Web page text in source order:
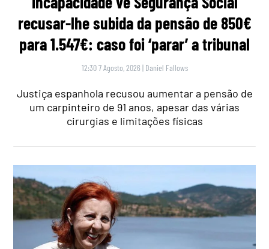
recusar-lhe subida da pensão de 850€
para 1.547€: caso foi ‘parar’ a tribunal
12:30 7 Agosto, 2026 | Daniel Fallows
Justiça espanhola recusou aumentar a pensão de
um carpinteiro de 91 anos, apesar das várias
cirurgias e limitações físicas